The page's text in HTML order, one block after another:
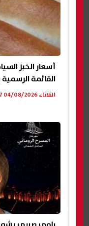
القائمة
الثلاثاء 04/08/2026 09:57 م